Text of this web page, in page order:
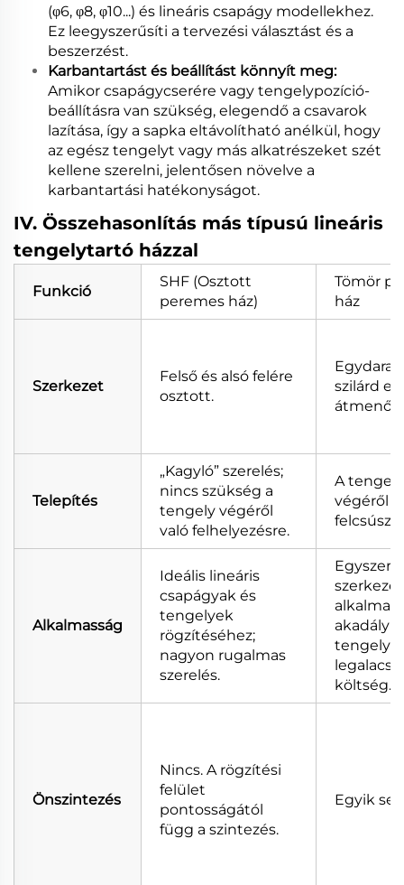
(φ6, φ8, φ10...) és lineáris csapágy modellekhez.
Ez leegyszerűsíti a tervezési választást és a
beszerzést.
Karbantartást és beállítást könnyít meg:
Amikor csapágycserére vagy tengelypozíció-
beállításra van szükség, elegendő a csavarok
lazítása, így a sapka eltávolítható anélkül, hogy
az egész tengelyt vagy más alkatrészeket szét
kellene szerelni, jelentősen növelve a
karbantartási hatékonyságot.
IV. Összehasonlítás más típusú lineáris
tengelytartó házzal
Funkció
SHF (Osztott
peremes ház)
Tömör
ház
Szerkezet
Felső és alsó felére
osztott.
szilárd
átmenő
Telepítés
„Kagyló” szerelés;
nincs szükség a
tengely végéről
való felhelyezésre.
A tengely
végéről
Alkalmasság
Ideális lineáris
csapágyak és
tengelyek
rögzítéséhez;
nagyon rugalmas
szerelés.
Egyszerű
alkalmas,
költség.
Önszintezés
Nincs. A rögzítési
felület
pontosságától
függ a szintezés.
Egyik